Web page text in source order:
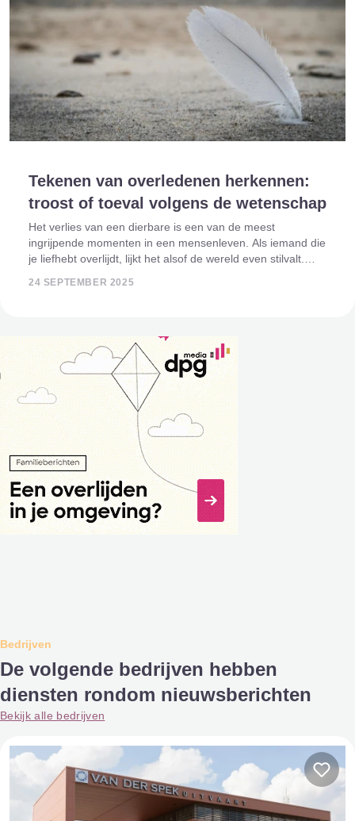
Tekenen van overledenen herkennen:
troost of toeval volgens de wetenschap
Het verlies van een dierbare is een van de meest
ingrijpende momenten in een mensenleven. Als iemand die
je liefhebt overlijdt, lijkt het alsof de wereld even stilvalt.
24 SEPTEMBER 2025
Bedrijven
De volgende bedrijven hebben
diensten rondom nieuwsberichten
Bekijk alle bedrijven